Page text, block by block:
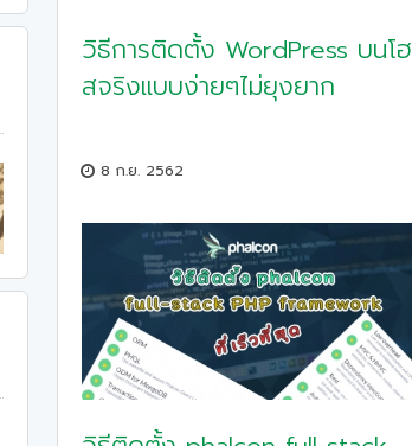
วิธีการติดตั้ง WordPress บนโฮ
สจริงแบบง่ายๆไม่ยุงยาก
8 ก.ย. 2562